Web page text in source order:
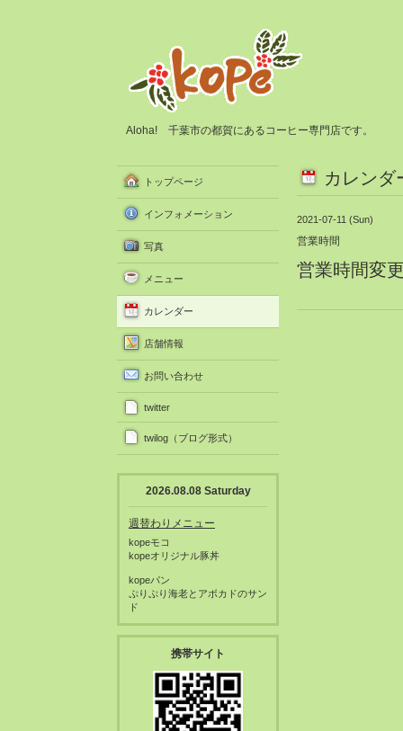
Aloha! 千葉市の都賀にあるコーヒー専門店です。
カレンダ
2021-07-11 (Sun)
営業時間
営業時間変
トップページ
インフォメーション
写真
メニュー
カレンダー
店舗情報
お問い合わせ
twitter
twilog（ブログ形式）
2026.08.08 Saturday
週替わりメニュー
kopeモコ
kopeオリジナル豚丼
kopeパン
ぷりぷり海老とアボカドのサン
ド
携帯サイト